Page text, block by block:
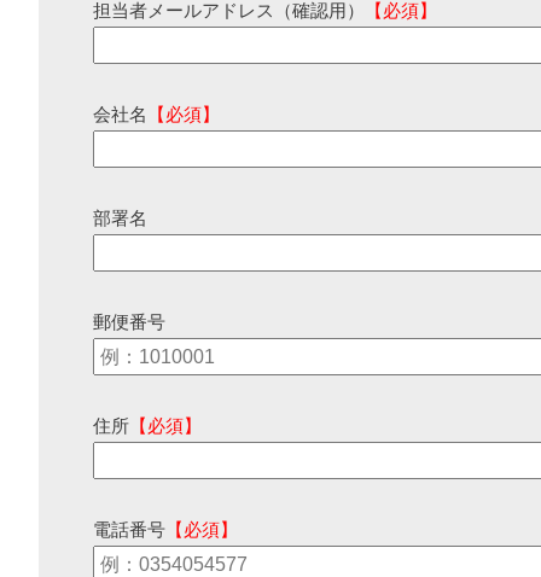
担当者メールアドレス（確認用） 【必須】
会社名 【必須】
部署名
郵便番号
住所 【必須】
電話番号 【必須】